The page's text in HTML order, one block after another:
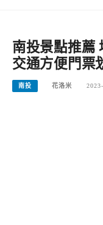
南投景點推薦
交通方便門票
南投 花洛米